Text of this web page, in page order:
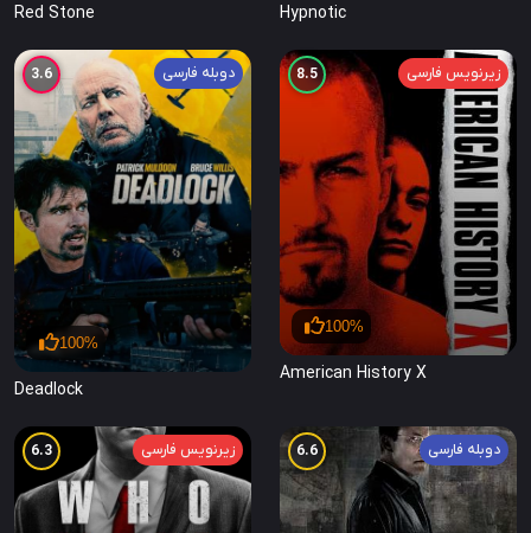
Hypnotic
Red Stone
زیرنویس فارسی 8.5
100%
American History X
دوبله فارسی 3.6
100%
Deadlock
دوبله فارسی 6.6 زیرنویس فارسی 6.3